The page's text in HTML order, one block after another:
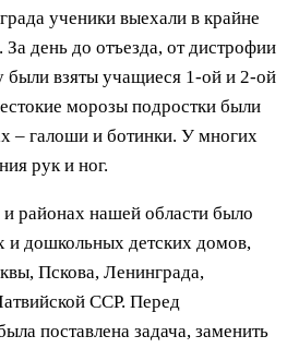
ученики выехали в крайне
день до отъезда, от дистрофии
были взяты учащиеся 1-ой и 2-ой
морозы подростки были
– галоши и ботинки. У многих
рук и ног.
районах нашей области было
дошкольных детских домов,
Пскова, Ленинграда,
ССР. Перед
поставлена задача, заменить